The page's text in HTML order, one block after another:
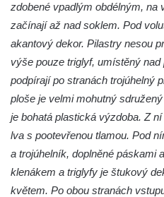
Dům čp. 26 ve Velenicích
Dům čp. 155 ve Velenicích
Dům čp. 33 – bývalá škola ve
Bývalá fara ve Velenicích
Dům ev.č. 26 ve Velenicích
Dům čp. 67 ve Svojkově
zdobené vpadlým obdélným, na
začínají až nad soklem. Pod
akantový dekor. Pilastry nesou
výše pouze triglyf, umístěný
podpírají po stranách trojúhelný
ploše je velmi mohutný
je bohatá plastická výzdoba. Z
lva s pootevřenou tlamou. Pod
a trojúhelník, doplněné páskami
klenákem a triglyfy je štukový
květem. Po obou stranách